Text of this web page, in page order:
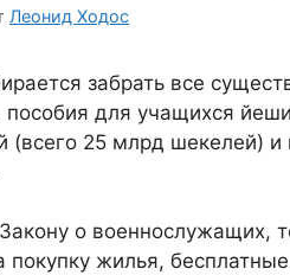
Леонид Ходос
забрать все
для учащихся
(всего 25 млрд шекелей)
о военнослужащих,
покупку жилья,